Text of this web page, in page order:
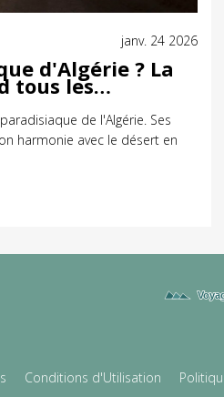
janv. 24 2026
d'Algérie ? La
tous les
de l'Algérie. Ses
harmonie avec le désert en
Conditions d'Utilisation